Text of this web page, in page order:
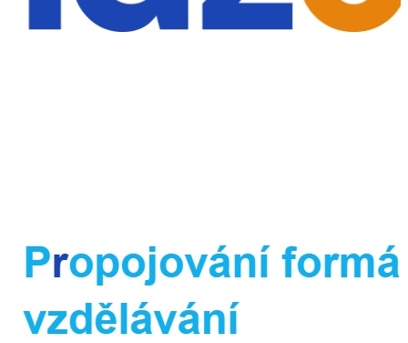
pro rovný přístup ke vzdělávání a při budování prostředí, které
umožňuje všem žákům naplno rozvíjet jejich potenciál bez